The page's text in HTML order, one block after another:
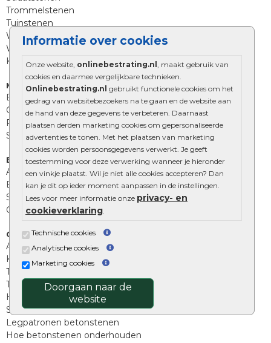
Informatie over cookies
Onze website, onlinebestrating.nl , maakt gebruik van
cookies en daarmee vergelijkbare technieken.
Onlinebestrating.nl gebruikt functionele cookies om het
gedrag van websitebezoekers na te gaan en de website aan
de hand van deze gegevens te verbeteren. Daarnaast
plaatsen derden marketing cookies om gepersonaliseerde
advertenties te tonen. Met het plaatsen van marketing
cookies worden persoonsgegevens verwerkt. Je geeft
toestemming voor deze verwerking wanneer je hieronder
een vinkje plaatst. Wil je niet alle cookies accepteren? Dan
kan je dit op ieder moment aanpassen in de instellingen.
Lees voor meer informatie onze privacy- en
cookieverklaring.
Technische cookies
Analytische cookies
Marketing cookies
Doorgaan naar de
website
Trommelstenen
Tuinstenen
Waalformaat
Wildverband bestrating
Kingstones
Muurelementen
Betonbielzen
Opsluitbanden
Palissades
Stapelblokken
Extra benodigdheden
Afwatering en diversen
Beplantings en betonelementen
Split, grind en zand
Oprit tegels
Overig
Aanbiedingen
Kunstgras
Tuintegels outlet
Terrastegels leggen
Hoe richt ik een landelijke tuin in?
Sierbestrating schoonmaken
Legpatronen betonstenen
Hoe betonstenen onderhouden